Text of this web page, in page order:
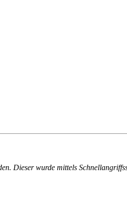
Dieser wurde mittels